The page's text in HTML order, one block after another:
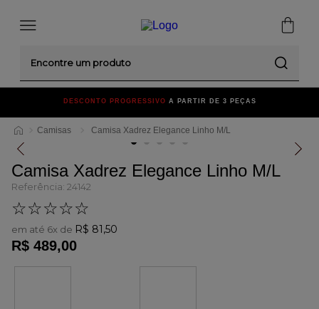
DESCONTO PROGRESSIVO A PARTIR DE 3 PEÇAS
Camisas Camisa Xadrez Elegance Linho M/L
Camisa Xadrez Elegance Linho M/L
Referência: 24142
☆☆☆☆☆
em até 6x de R$ 81,50
R$ 489,00